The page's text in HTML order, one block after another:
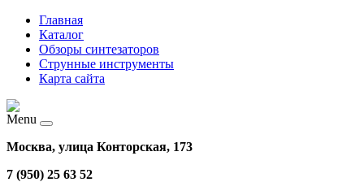
Главная
Каталог
Обзоры синтезаторов
Струнные инструменты
Карта сайта
Menu
Москва, улица Конторская, 173
7 (950) 25 63 52